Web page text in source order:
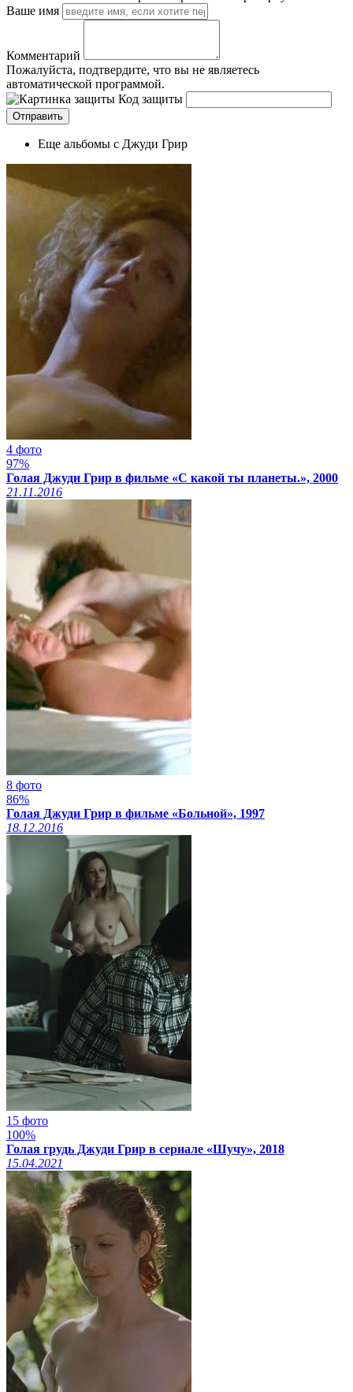
Ваше имя
Комментарий
Пожалуйста, подтвердите, что вы не являетесь
автоматической программой.
Код защиты
Еще альбомы с Джуди Грир
4 фото
97%
Голая Джуди Грир в фильме «С какой ты планеты.», 2000
21.11.2016
8 фото
86%
Голая Джуди Грир в фильме «Больной», 1997
18.12.2016
15 фото
100%
Голая грудь Джуди Грир в сериале «Шучу», 2018
15.04.2021